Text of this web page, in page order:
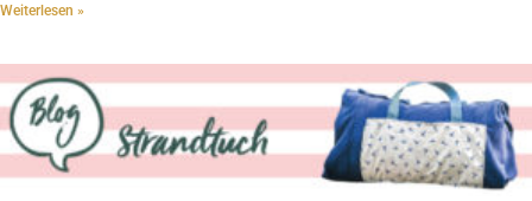
Weiterlesen »